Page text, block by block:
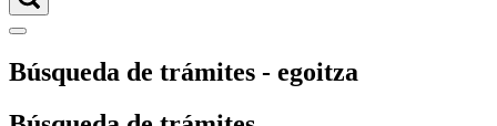
Búsqueda de trámites - egoitza